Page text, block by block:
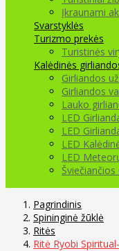
Įkraunami
Svarstyklės
Turizmo prekės
Turistinės
Kalėdinės
Girliandos
Girliandos
Lauko
LED
LED
LED
LED
Pagrindinis
Spininginė žūklė
Ritės
Ritė Ryobi